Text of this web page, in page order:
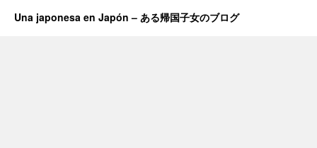
Una japonesa en Japón – ある帰国子女のブログ